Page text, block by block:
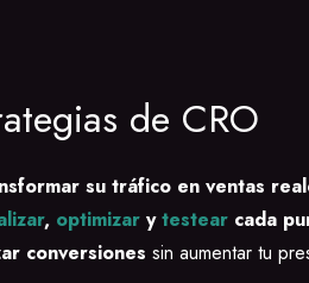
de CRO
su tráfico en ventas
, optimizarytestearcada
conversiones sin aumentar tu